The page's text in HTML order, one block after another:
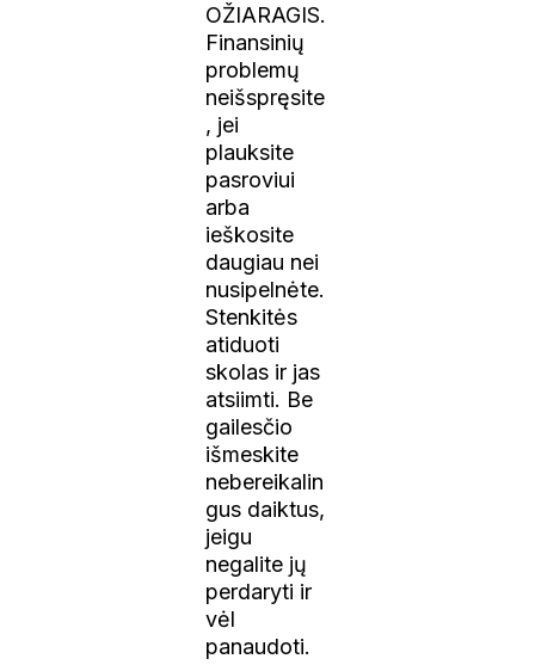
OŽIARAGIS.
Finansinių
problemų
neišspręsite
, jei
plauksite
pasroviui
arba
ieškosite
daugiau nei
nusipelnėte.
Stenkitės
atiduoti
skolas ir jas
atsiimti. Be
gailesčio
išmeskite
nebereikalin
gus daiktus,
jeigu
negalite jų
perdaryti ir
vėl
panaudoti.